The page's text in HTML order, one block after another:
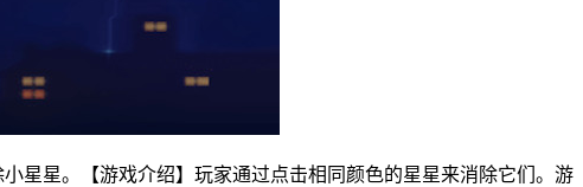
星星。【游戏介绍】玩家通过点击相同颜色的星星来消除它们。游